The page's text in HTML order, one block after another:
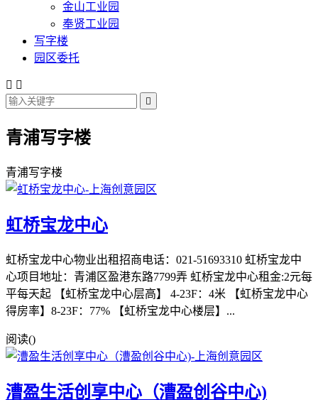
金山工业园
奉贤工业园
写字楼
园区委托
 

青浦写字楼
青浦写字楼
虹桥宝龙中心
虹桥宝龙中心物业出租招商电话：021-51693310 虹桥宝龙中
心项目地址：青浦区盈港东路7799弄 虹桥宝龙中心租金:2元每
平每天起 【虹桥宝龙中心层高】 4-23F：4米 【虹桥宝龙中心
得房率】8-23F：77% 【虹桥宝龙中心楼层】...
阅读()
漕盈生活创享中心（漕盈创谷中心)